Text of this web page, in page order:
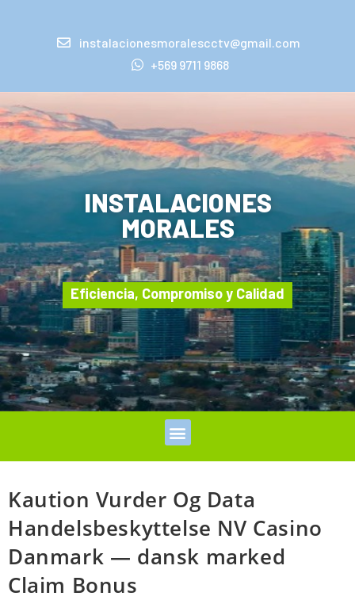
instalacionesmoralescctv@gmail.com
+569 9711 9868
INSTALACIONES
MORALES
Eficiencia, Compromiso y Calidad
Kaution Vurder Og Data
Handelsbeskyttelse NV Casino
Danmark — dansk marked
Claim Bonus